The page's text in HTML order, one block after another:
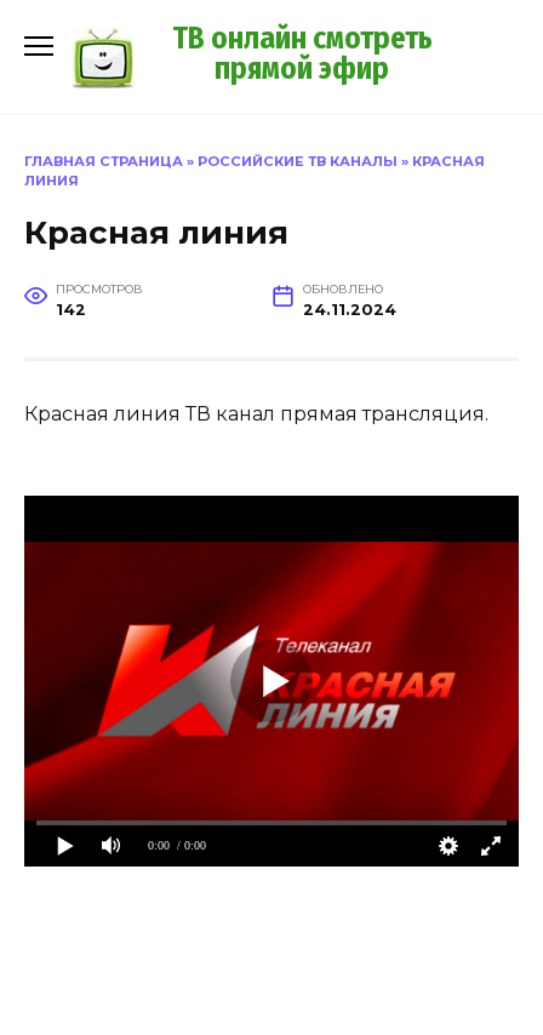
содержанию
ТВ онлайн смотреть
прямой эфир
ГЛАВНАЯ СТРАНИЦА » РОССИЙСКИЕ ТВ КАНАЛЫ » КРАСНАЯ
ЛИНИЯ
Красная линия
ПРОСМОТРОВ
142
ОБНОВЛЕНО
24.11.2024
Красная линия ТВ канал прямая трансляция.
0:00 / 0:00